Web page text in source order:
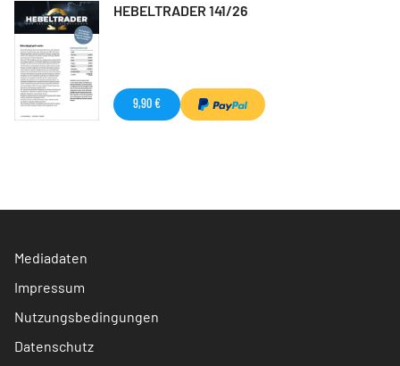
HEBELTRADER 141/26
9,90 €
Mediadaten
Impressum
Nutzungsbedingungen
Datenschutz